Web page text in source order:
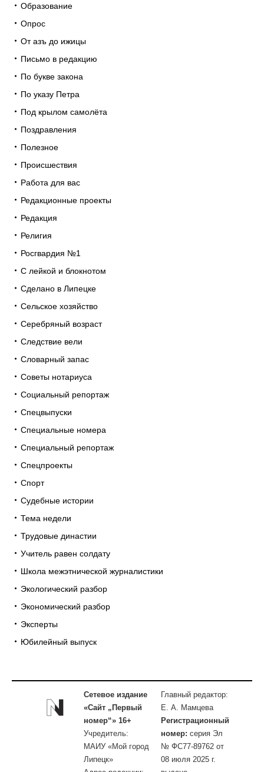
Образование
Опрос
От азъ до ижицы
Письмо в редакцию
По букве закона
По указу Петра
Под крылом самолёта
Поздравления
Полезное
Происшествия
Работа для вас
Редакционные проекты
Редакция
Религия
Росгвардия №1
С лейкой и блокнотом
Сделано в Липецке
Сельское хозяйство
Серебряный возраст
Следствие вели
Словарный запас
Советы нотариуса
Социальный репортаж
Спецвыпуски
Специальные номера
Специальный репортаж
Спецпроекты
Спорт
Судебные истории
Тема недели
Трудовые династии
Учитель равен солдату
Школа межэтнической журналистики
Экологический разбор
Экономический разбор
Эксперты
Юбилейный выпуск
Сетевое издание
«Сайт „Первый
номер“» 16+
Учредитель:
МАИУ «Мой город
Липецк»
Главный редактор:
Е. А. Мамцева
Регистрационный
номер: серия Эл
№ ФС77-89762 от
08 июля 2025 г.